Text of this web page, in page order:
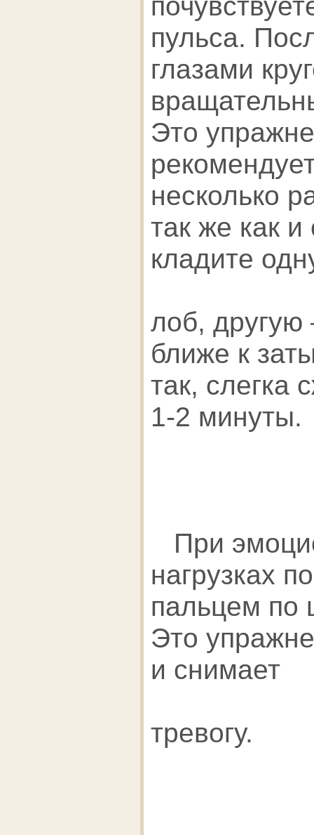
пульса.
глазами
Это
несколько
так же как
кладите
лоб,
ближе к
так, слегка
1-2 минуты.
При
нагрузках
пальцем по
Это
и снимает
тревогу.